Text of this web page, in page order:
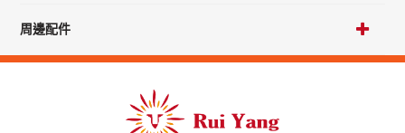
周邊配件